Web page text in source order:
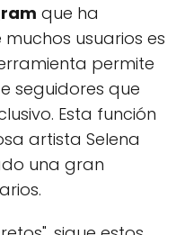
que ha
usuarios es
permite
seguidores que
Esta función
artista Selena
una gran